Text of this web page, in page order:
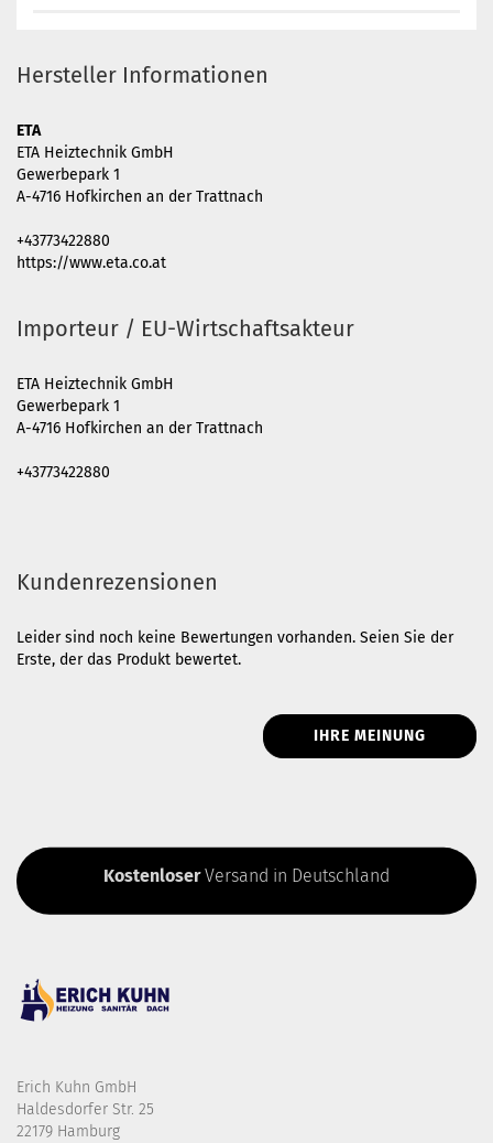
Hersteller Informationen
ETA
ETA Heiztechnik GmbH
Gewerbepark 1
A-4716 Hofkirchen an der Trattnach
+43773422880
https://www.eta.co.at
Importeur / EU-Wirtschaftsakteur
ETA Heiztechnik GmbH
Gewerbepark 1
A-4716 Hofkirchen an der Trattnach
+43773422880
Kundenrezensionen
Leider sind noch keine Bewertungen vorhanden. Seien Sie der
Erste, der das Produkt bewertet.
IHRE MEINUNG
KostenloserVersand in Deutschland
Erich Kuhn GmbH
Haldesdorfer Str. 25
22179 Hamburg